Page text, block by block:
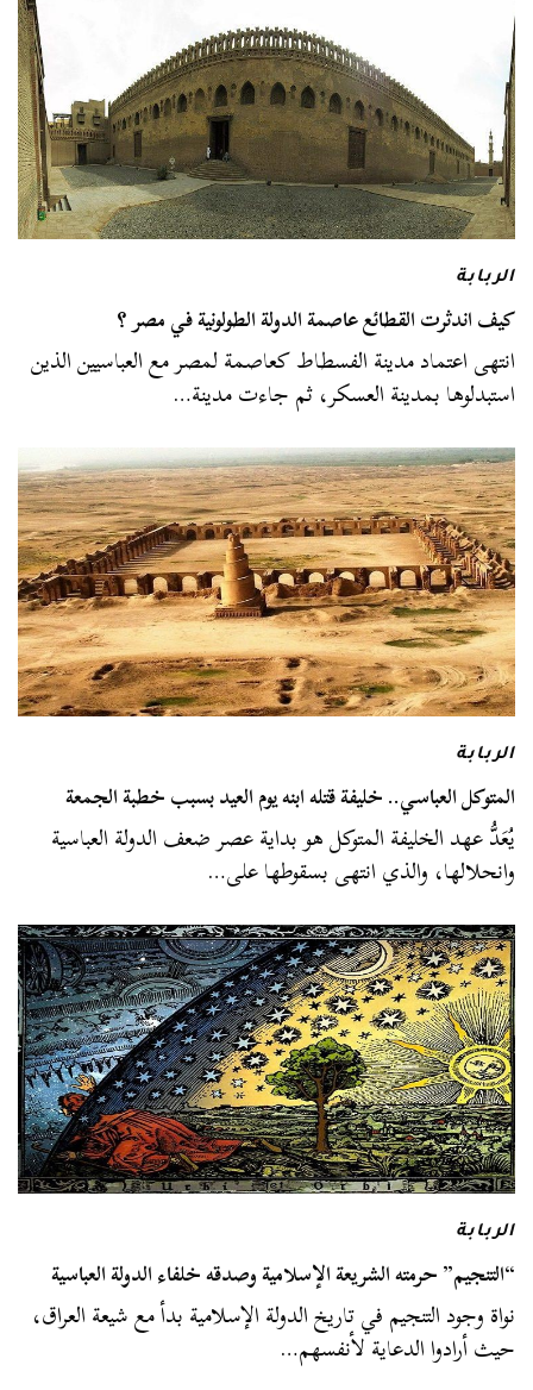
الربابة
كيف اندثرت القطائع عاصمة الدولة الطولونية في مصر ؟
انتهى اعتماد مدينة الفسطاط كعاصمة لمصر مع العباسيين الذين
استبدلوها بمدينة العسكر، ثم جاءت مدينة…
الربابة
المتوكل العباسي.. خليفة قتله ابنه يوم العيد بسبب خطبة الجمعة
يُعَدُّ عهد الخليفة المتوكل هو بداية عصر ضعف الدولة العباسية
وانحلالها، والذي انتهى بسقوطها على…
الربابة
“التنجيم” حرمته الشريعة الإسلامية وصدقه خلفاء الدولة العباسية
نواة وجود التنجيم في تاريخ الدولة الإسلامية بدأ مع شيعة العراق،
حيث أرادوا الدعاية لأنفسهم…